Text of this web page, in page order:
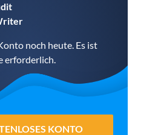
noch heute. Es ist
erforderlich.
KONTO